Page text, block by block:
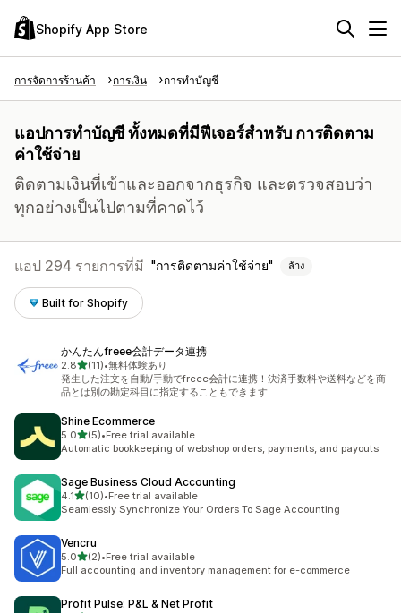
Shopify App Store
การจัดการร้านค้า การเงิน การทำบัญชี
แอปการทำบัญชี ทั้งหมดที่มีฟีเจอร์สำหรับ การติดตาม
ค่าใช้จ่าย
ติดตามเงินที่เข้าและออกจากธุรกิจ และตรวจสอบว่า
ทุกอย่างเป็นไปตามที่คาดไว้
แอป 294 รายการที่มี การติดตามค่าใช้จ่าย ล้าง
Built for Shopify
かんたんfreee会計データ連携
2.8เต็ม 5 ดาว
(11)
ทั้งหมด 11 รีวิว
•無料体験あり
発生した注文を自動/手動でfreee会計に連携！決済手数料や送料などを商
品とは別の勘定科目に指定することもできます
Shine Ecommerce
5.0เต็ม 5 ดาว
(5)
ทั้งหมด 5 รีวิว
•Free trial available
Automatic bookkeeping of webshop orders, payments, and payouts
Sage Business Cloud Accounting
4.1เต็ม 5 ดาว
(10)
ทั้งหมด 10 รีวิว
•Free trial available
Seamlessly Synchronize Your Orders To Sage Accounting
Vencru
5.0เต็ม 5 ดาว
(2)
ทั้งหมด 2 รีวิว
•Free trial available
Full accounting and inventory management for e-commerce
Profit Pulse: P&L & Net Profit